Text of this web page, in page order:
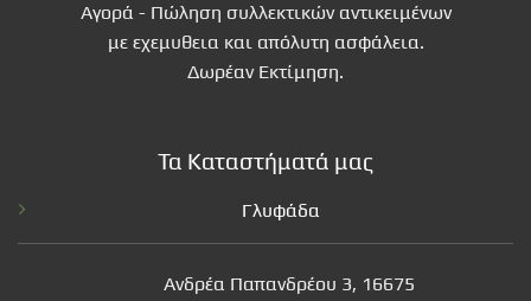
Αγορά - Πώληση συλλεκτικών αντικειμένων
με εχεμυθεια και απόλυτη ασφάλεια.
Δωρέαν Εκτίμηση.
Τα Καταστήματά μας
Γλυφάδα
Ανδρέα Παπανδρέου 3, 16675